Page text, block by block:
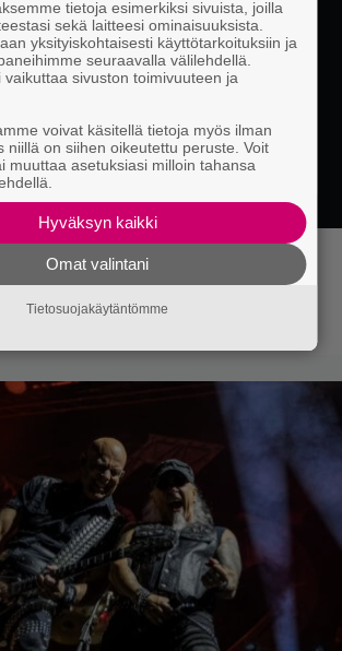
ihan plektralta” –
jamittelee Megadethiä
tietoja esimerkiksi sivuista, joilla
sekä laitteesi ominaisuuksista.
yksityiskohtaisesti käyttötarkoituksiin ja
seuraavalla välilehdellä.
vaikuttaa sivuston toimivuuteen ja
voivat käsitellä tietoja myös ilman
niillä on siihen oikeutettu peruste. Voit
muuttaa asetuksiasi milloin tahansa
Hyväksyn kaikki
Omat valintani
Tietosuojakäytäntömme